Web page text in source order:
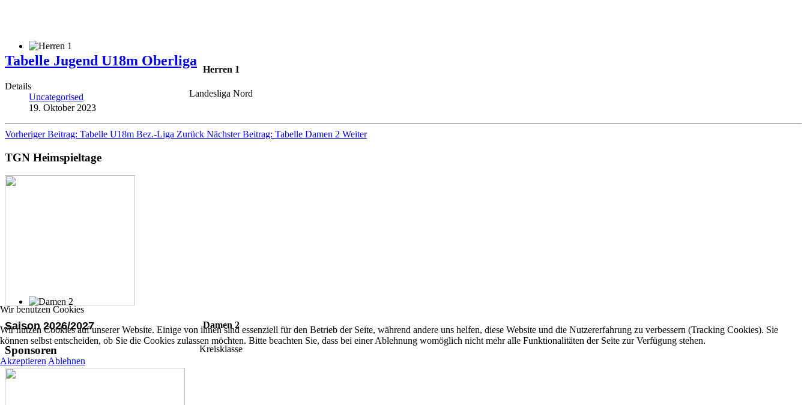
Herren 1
Landesliga Nord
Damen 2
Kreisklasse
Tabelle Jugend U18m Oberliga
Details
Uncategorised
19. Oktober 2023
Vorheriger Beitrag: Tabelle U18m Bez.-Liga Zurück Nächster Beitrag: Tabelle Damen 2 Weiter
TGN Heimspieltage
Saison 2026/2027
Sponsoren
Wir benutzen Cookies
Wir nutzen Cookies auf unserer Website. Einige von ihnen sind essenziell für den Betrieb der Seite, während andere uns helfen, diese Website und die Nutzererfahrung zu verbessern (Tracking Cookies). Sie
können selbst entscheiden, ob Sie die Cookies zulassen möchten. Bitte beachten Sie, dass bei einer Ablehnung womöglich nicht mehr alle Funktionalitäten der Seite zur Verfügung stehen.
Akzeptieren Ablehnen